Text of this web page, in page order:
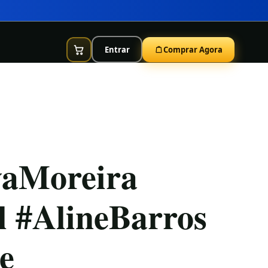
Entrar Comprar Agora
#AlineBarros